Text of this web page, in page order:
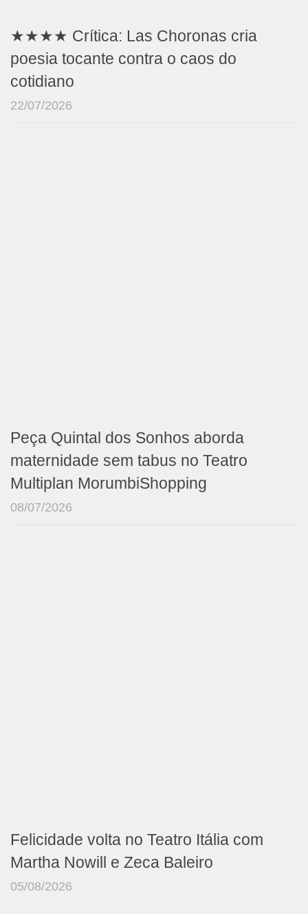
★★★★ Crítica: Las Choronas cria
poesia tocante contra o caos do
cotidiano
22/07/2026
Peça Quintal dos Sonhos aborda
maternidade sem tabus no Teatro
Multiplan MorumbiShopping
08/07/2026
Felicidade volta no Teatro Itália com
Martha Nowill e Zeca Baleiro
05/08/2026